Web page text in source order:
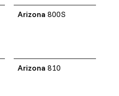
Arizona 800S
Arizona 810